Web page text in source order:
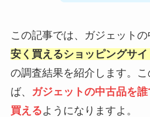
この記事では、ガジェットの
安く買えるショッピングサ
の調査結果を紹介します。
ば、
ガジェットの中古品を
買えるようになりますよ。